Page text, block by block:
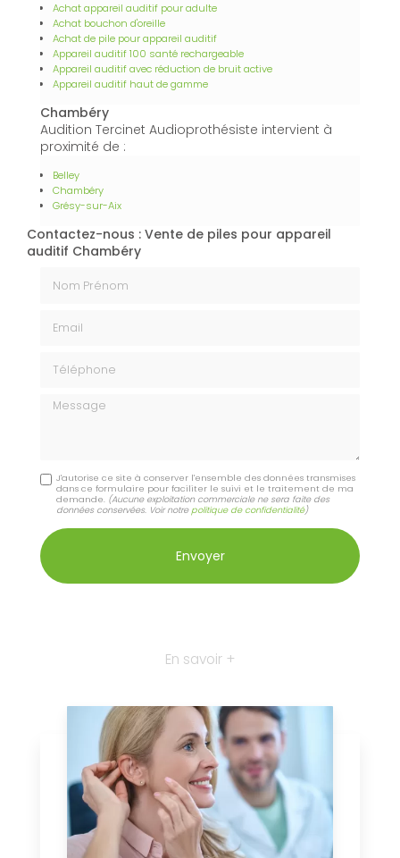
Achat appareil auditif pour adulte
Achat bouchon d'oreille
Achat de pile pour appareil auditif
Appareil auditif 100 santé rechargeable
Appareil auditif avec réduction de bruit active
Appareil auditif haut de gamme
Chambéry
Audition Tercinet Audioprothésiste intervient à
proximité de :
Belley
Chambéry
Grésy-sur-Aix
Contactez-nous : Vente de piles pour appareil
auditif Chambéry
Message
J'autorise ce site à conserver l'ensemble des données transmises
dans ce formulaire pour faciliter le suivi et le traitement de ma
demande. (Aucune exploitation commerciale ne sera faite des
données conservées. Voir notrepolitique de confidentialité)
En savoir +